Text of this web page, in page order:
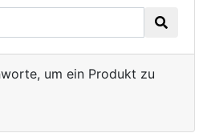
um ein Produkt zu